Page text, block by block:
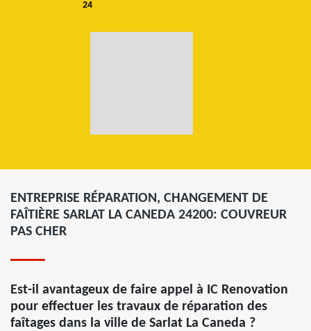
24
ENTREPRISE RÉPARATION, CHANGEMENT DE
FAÎTIÈRE SARLAT LA CANEDA 24200: COUVREUR
PAS CHER
Est-il avantageux de faire appel à IC Renovation
pour effectuer les travaux de réparation des
faîtages dans la ville de Sarlat La Caneda ?